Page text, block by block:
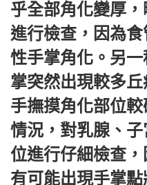
乎全部角化變厚
進行檢查，因為
性手掌角化。另
掌突然出現較多
手撫摸角化部位
情況，對乳腺、
位進行仔細檢查
有可能出現手掌點